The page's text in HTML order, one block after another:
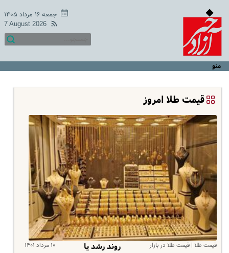
جمعه ۱۶ مرداد ۱۴۰۵
7 August 2026
منو
قیمت طلا امروز
قیمت طلا | قیمت طلا در بازار ۱۰ مرداد ۱۴۰۱
روند رشد یا